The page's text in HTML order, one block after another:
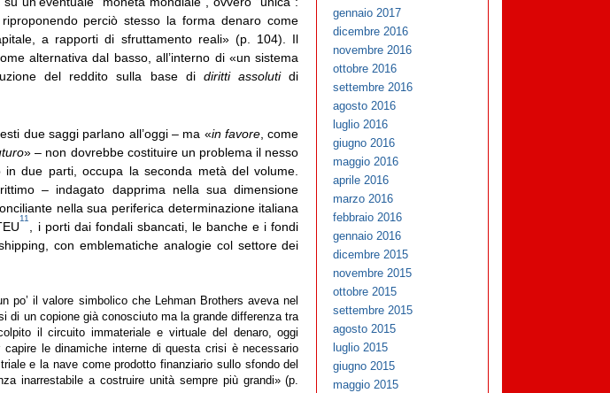
perciò stesso la forma denaro come
a rapporti di sfruttamento reali» (p. 104). Il
alternativa dal basso, all’interno di «un sistema
del reddito sulla base didiritti assolutidi
due saggi parlano all’oggi – ma «in favore , come
» – non dovrebbe costituire un problema il nesso
due parti, occupa la seconda metà del volume.
– indagato dapprima nella sua dimensione
nella sua periferica determinazione italiana
11
, i porti dai fondali sbancati, le banche e i fondi
con emblematiche analogie col settore dei
po’ il valore simbolico che Lehman Brothers aveva nel
di un copione già conosciuto ma la grande differenza tra
il circuito immateriale e virtuale del denaro, oggi
le dinamiche interne di questa crisi è necessario
e la nave come prodotto finanziario sullo sfondo del
inarrestabile a costruire unità sempre più grandi» (p.
gennaio 2017
dicembre 2016
novembre 2016
ottobre 2016
settembre 2016
agosto 2016
luglio 2016
giugno 2016
maggio 2016
aprile 2016
marzo 2016
febbraio 2016
gennaio 2016
dicembre 2015
novembre 2015
ottobre 2015
settembre 2015
agosto 2015
luglio 2015
giugno 2015
maggio 2015